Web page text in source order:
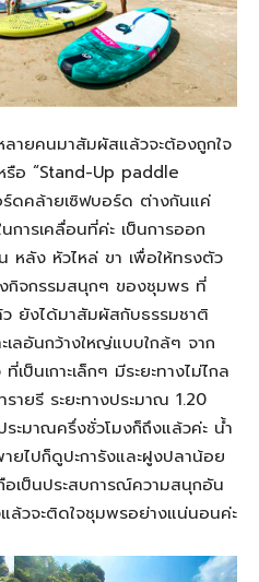
ลายคนมาสัมผัสแล้วจะต้องถูกใจ
รือ “Stand-Up paddle
ดคล้ายเซิฟบอร์ด ต่างกันแค่
การเคลื่อนที่ค่ะ เป็นการออก
หลัง หัวไหล่ ขา เพื่อให้ทรงตัว
กิจกรรมสนุกๆ ของชุมพร ที่
ยังได้มาสัมผัสกับธรรมชาติ
ลอันกว้างใหญ่แบบใกล้ๆ จาก
เป็นเกาะเล็กๆ มีระยะทางไม่ไกล
ายรี ระยะทางประมาณ 1.20
ะมาณครึ่งชั่วโมงก็ถึงแล้วค่ะ น้ำ
ายไปก็ดูปะการังและฝูงปลาน้อย
อเป็นประสบการณ์ความสนุกอัน
ล้วจะติดใจชุมพรอย่างแน่นอนค่ะ